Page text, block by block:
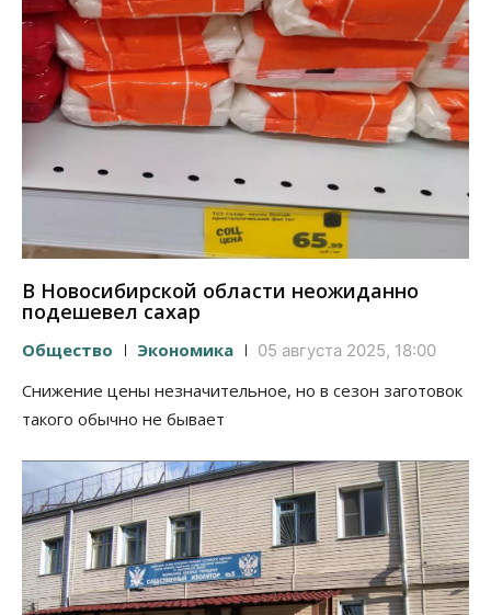
В Новосибирской области неожиданно
подешевел сахар
Общество Экономика 05 августа 2025, 18:00
Снижение цены незначительное, но в сезон заготовок
такого обычно не бывает